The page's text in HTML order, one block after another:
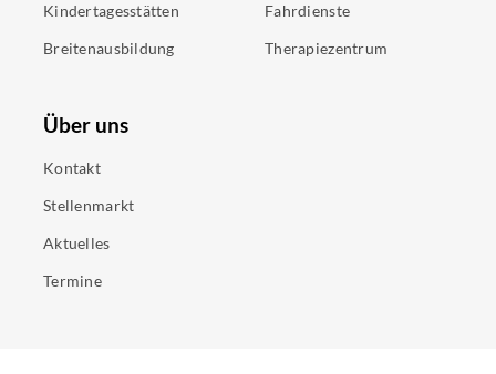
Kindertagesstätten
Breitenausbildung
Fahrdienste
Therapiezentrum
Über uns
Kontakt
Stellenmarkt
Aktuelles
Termine